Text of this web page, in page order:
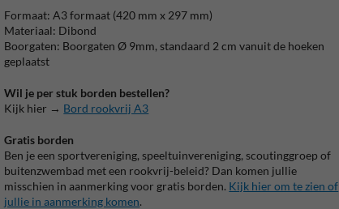
Formaat: A3 formaat (420 mm x 297 mm)
Materiaal: Dibond
Boorgaten: Boorgaten Ø 9mm, standaard 2 cm vanuit de hoeken
geplaatst
Wil je per stuk borden bestellen?
Kijk hier → Bord rookvrij A3
Gratis borden
Ben je een sportvereniging, speeltuinvereniging, scoutinggroep of
buitenzwembad met een rookvrij-beleid? Dan komen jullie
misschien in aanmerking voor gratis borden. Kijk hier om te zien of
jullie in aanmerking komen.